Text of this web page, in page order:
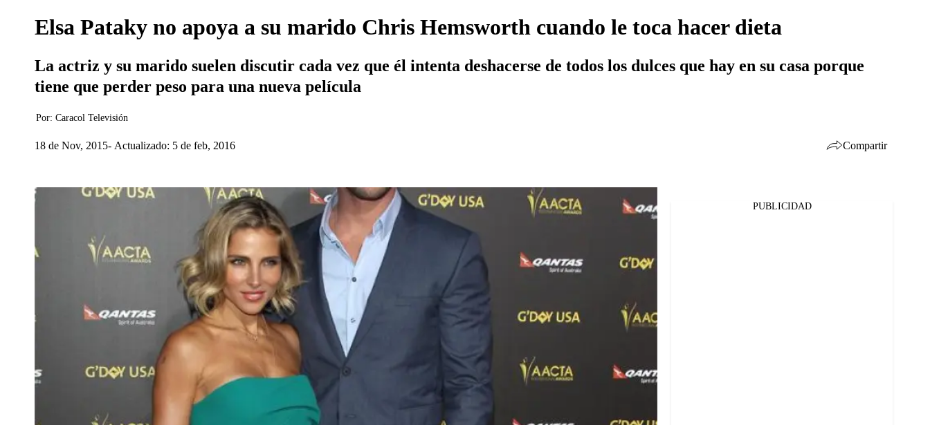
Elsa Pataky no apoya a su marido Chris Hemsworth cuando le toca hacer dieta
La actriz y su marido suelen discutir cada vez que él intenta deshacerse de todos los dulces que hay en su casa porque
tiene que perder peso para una nueva película
Por: Caracol Televisión
18 de Nov, 2015 Actualizado: 5 de feb, 2016 Compartir
Facebook
PUBLICIDAD